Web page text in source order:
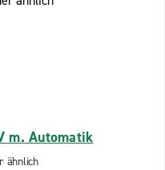
m. Automatik
ähnlich